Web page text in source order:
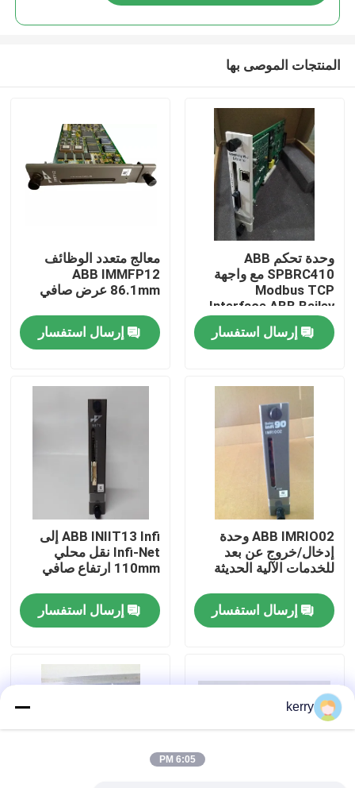
المنزل
فيديوهات
معلومات عنا
جولة في المعمل
رقابة جودة
اتصل بنا
مدونة
اطلب اقتباس
المنتجات الموصى بها
وحدة تحكم ABB
SPBRC410 مع واجهة
Modbus TCP
Interface ABB Bailey
Infi 90
إرسال استفسار
معالج متعدد الوظائف
ABB IMMFP12
86.1mm عرض صافي
إرسال استفسار
ABB IMRIO02 وحدة
إدخال/خروج عن بعد
للخدمات الآلية الحديثة
إرسال استفسار
ABB INIIT13 Infi إلى
Infi-Net نقل محلي
110mm ارتفاع صافي
إرسال استفسار
kerry
6:05 PM